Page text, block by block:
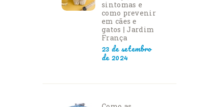
sintomas e
como prevenir
em cães e
gatos | Jardim
França
23 de setembro
de 2024